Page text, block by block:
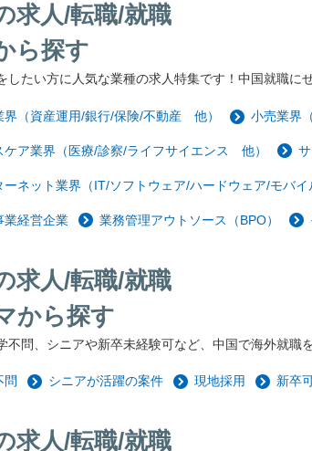
求人/転職/就職
ら探す
したい方に人気な業種の求人特集です！中国就職に
界（資産運用/銀行/保険/不動産 他） 小売業界
ケア業界（医療/診察/ライフサイエンス 他）
ーネット業界（IT/ソフトウェア/ハードウェア/モバ
業経営企業 業務管理アウトソース（BPO）
求人/転職/就職
から探す
不問、シニアや新卒未経験可など、中国で海外就職
問 シニアが活躍の案件 現地採用 新卒
求人/転職/就職